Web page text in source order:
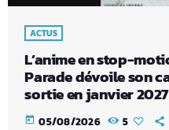
ACTUS
L’anime en stop-
Parade dévoile son
sortie en janvier 2027
today 05/08/2026 5